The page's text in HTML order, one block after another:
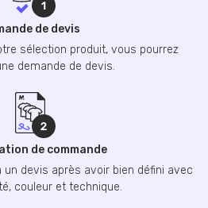
de devis
sélection produit, vous pourrez
demande de devis.
de commande
devis après avoir bien défini avec
couleur et technique.